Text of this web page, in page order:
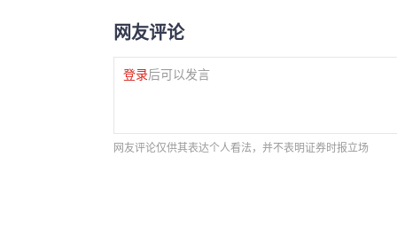
网友评论
登录后可以发言
网友评论仅供其表达个人看法，并不表明证券时报立场